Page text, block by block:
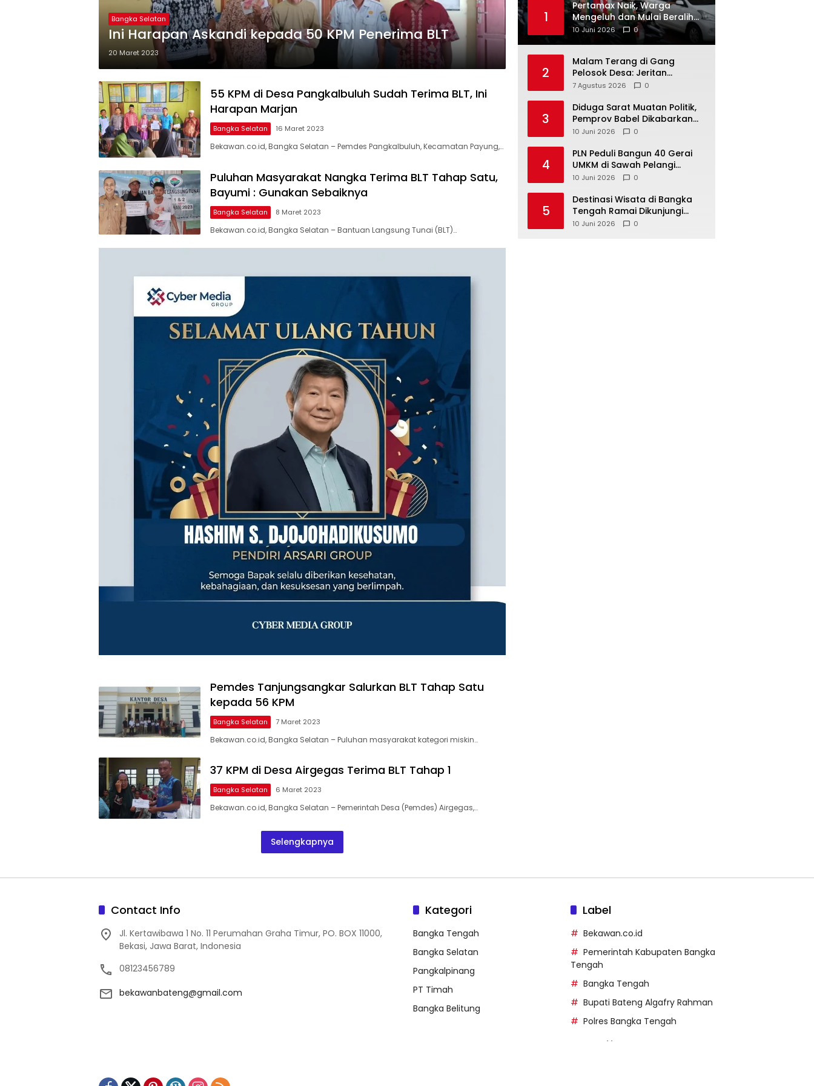
Bangka Selatan
Ini Harapan Askandi kepada 50 KPM Penerima BLT
20 Maret 2023
55 KPM di Desa Pangkalbuluh Sudah Terima BLT, Ini
Harapan Marjan
Bangka Selatan 16 Maret 2023
Bekawan.co.id, Bangka Selatan – Pemdes Pangkalbuluh, Kecamatan Payung,…
Puluhan Masyarakat Nangka Terima BLT Tahap Satu,
Bayumi : Gunakan Sebaiknya
Bangka Selatan 8 Maret 2023
Bekawan.co.id, Bangka Selatan – Bantuan Langsung Tunai (BLT)…
Pemdes Tanjungsangkar Salurkan BLT Tahap Satu
kepada 56 KPM
Bangka Selatan 7 Maret 2023
Bekawan.co.id, Bangka Selatan – Puluhan masyarakat kategori miskin…
37 KPM di Desa Airgegas Terima BLT Tahap 1
Bangka Selatan 6 Maret 2023
Bekawan.co.id, Bangka Selatan – Pemerintah Desa (Pemdes) Airgegas,…
Selengkapnya
1
‎Pertamax Naik, Warga
Mengeluh dan Mulai Beralih
ke Pertalite Meski Harus Antre
10 Juni 2026 0
2
Malam Terang di Gang
Pelosok Desa: Jeritan
Harapan Ketua APDESI
Babel
7 Agustus 2026 0
3
‎Diduga Sarat Muatan Politik,
Pemprov Babel Dikabarkan
Lakukan Rotasi Besar-
10 Juni 2026 0
4
‎PLN Peduli Bangun 40 Gerai
UMKM di Sawah Pelangi
Namang, Dorong
10 Juni 2026 0
5
‎Destinasi Wisata di Bangka
Tengah Ramai Dikunjungi
Masyarakat Saat Libur dan
10 Juni 2026 0
Contact Info
Jl. Kertawibawa 1 No. 11 Perumahan Graha Timur, PO. BOX 11000,
Bekasi, Jawa Barat, Indonesia
08123456789
bekawanbateng@gmail.com
Kategori
Bangka Tengah
Bangka Selatan
Pangkalpinang
PT Timah
Bangka Belitung
Label
Bekawan.co.id
Pemerintah Kabupaten Bangka
Tengah
Bangka Tengah
Bupati Bateng Algafry Rahman
Polres Bangka Tengah